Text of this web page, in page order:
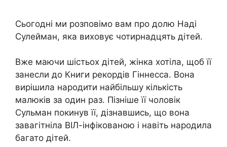
Сьогодні ми розповімо вам про долю Наді
Сулейман, яка виховує чотирнадцять дітей.
Вже маючи шістьох дітей, жінка хотіла, щоб її
занесли до Книги рекордів Гіннесса. Вона
вирішила народити найбільшу кількість
малюків за один раз. Пізніше її чоловік
Сульман покинув її, дізнавшись, що вона
завагітніла ВІЛ-інфікованою і навіть народила
багато дітей.